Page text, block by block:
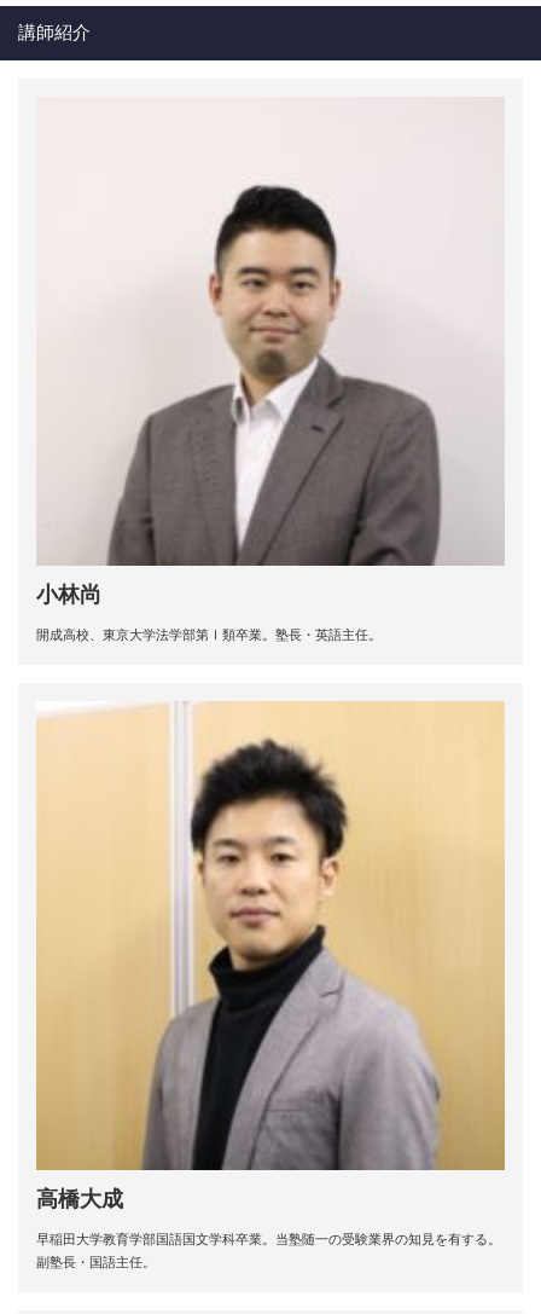
講師紹介
小林尚
開成高校、東京大学法学部第Ⅰ類卒業。塾長・英語主任。
高橋大成
早稲田大学教育学部国語国文学科卒業。当塾随一の受験業界の知見を有する。
副塾長・国語主任。